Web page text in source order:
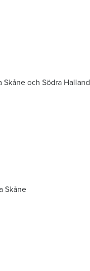
Skåne och Södra Halland
Skåne